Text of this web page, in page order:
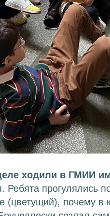
ходили в ГМИИ
Ребята прогулялись
(цветущий), почему в